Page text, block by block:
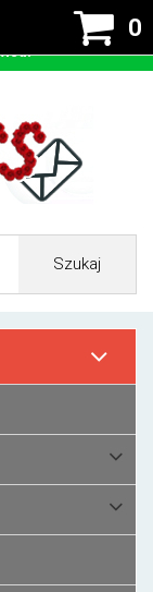
0
Szukaj
ciastek w celu
cookies